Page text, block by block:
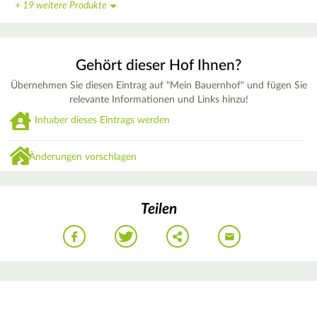
+ 19 weitere Produkte
Gehört dieser Hof Ihnen?
Übernehmen Sie diesen Eintrag auf "Mein Bauernhof" und fügen Sie
relevante Informationen und Links hinzu!
Inhaber dieses Eintrags werden
Änderungen vorschlagen
Teilen